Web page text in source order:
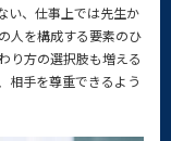
い、仕事上では先生か
人を構成する要素のひ
り方の選択肢も増える
相手を尊重できるよう